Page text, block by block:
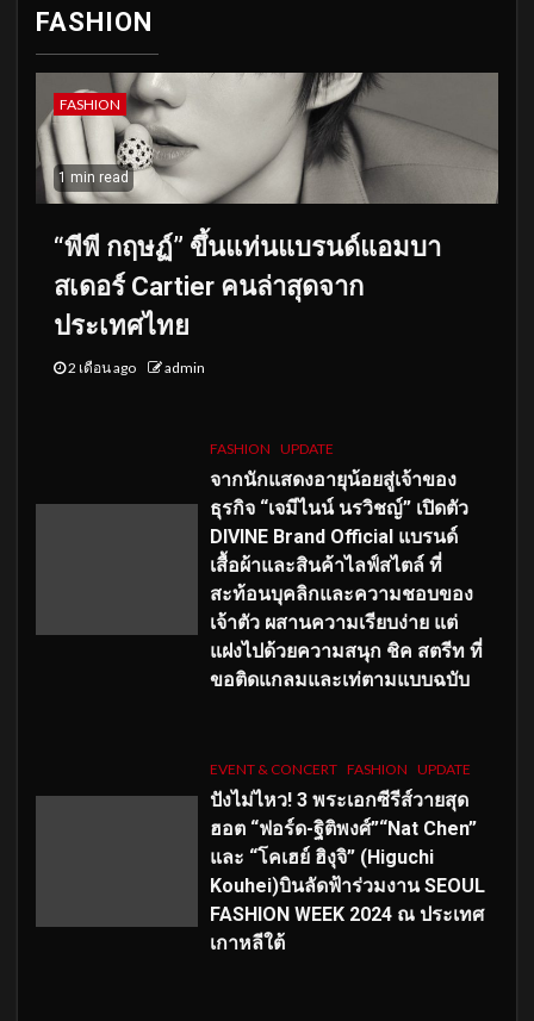
FASHION
FASHION
1 min read
“พีพี กฤษฏ์” ขึ้นแท่นแบรนด์แอมบา
สเดอร์ Cartier คนล่าสุดจาก
ประเทศไทย
2 เดือน ago admin
FASHION UPDATE
จากนักแสดงอายุน้อยสู่เจ้าของ
ธุรกิจ “เจมีไนน์ นรวิชญ์” เปิดตัว
DIVINE Brand Official แบรนด์
เสื้อผ้าและสินค้าไลฟ์สไตล์ ที่
สะท้อนบุคลิกและความชอบของ
เจ้าตัว ผสานความเรียบง่าย แต่
แฝงไปด้วยความสนุก ชิค สตรีท ที่
ขอติดแกลมและเท่ตามแบบฉบับ
EVENT & CONCERT FASHION UPDATE
ปังไม่ไหว! 3 พระเอกซีรีส์วายสุด
ฮอต “ฟอร์ด-ฐิติพงศ์”“Nat Chen”
และ “โคเฮย์ ฮิงุจิ” (Higuchi
Kouhei)บินลัดฟ้าร่วมงาน SEOUL
FASHION WEEK 2024 ณ ประเทศ
เกาหลีใต้